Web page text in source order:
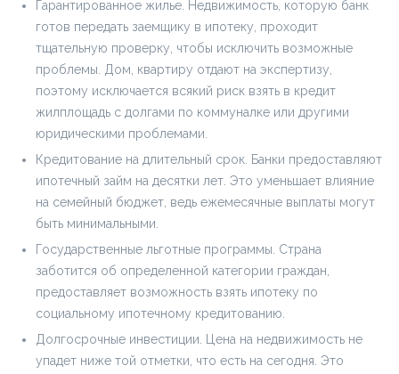
Гарантированное жилье. Недвижимость, которую банк
готов передать заемщику в ипотеку, проходит
тщательную проверку, чтобы исключить возможные
проблемы. Дом, квартиру отдают на экспертизу,
поэтому исключается всякий риск взять в кредит
жилплощадь с долгами по коммуналке или другими
юридическими проблемами.
Кредитование на длительный срок. Банки предоставляют
ипотечный займ на десятки лет. Это уменьшает влияние
на семейный бюджет, ведь ежемесячные выплаты могут
быть минимальными.
Государственные льготные программы. Страна
заботится об определенной категории граждан,
предоставляет возможность взять ипотеку по
социальному ипотечному кредитованию.
Долгосрочные инвестиции. Цена на недвижимость не
упадет ниже той отметки, что есть на сегодня. Это